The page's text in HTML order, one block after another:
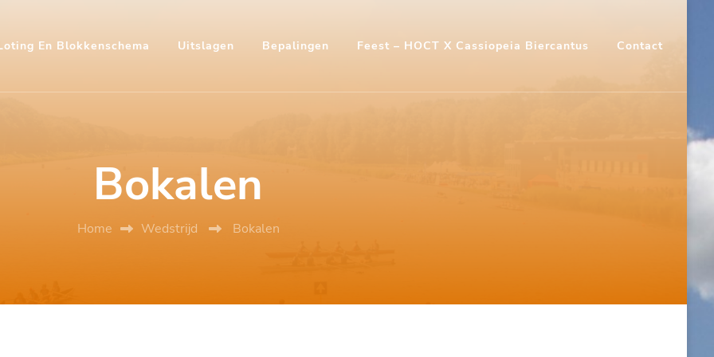
En Blokkenschema Uitslagen Bepalingen Feest – HOCT X Cassiopeia Biercantus Contact
Bokalen
Home Wedstrijd Bokalen